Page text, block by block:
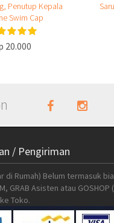
Penutup Kepala
Swim Cap
20.000
/ Pengiriman
di Rumah) Belum termasuk
GRAB Asisten atau GOSHOP
Toko.